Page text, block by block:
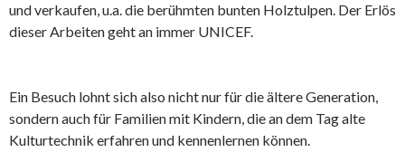
und verkaufen, u.a. die berühmten bunten Holztulpen. Der Erlös
dieser Arbeiten geht an immer UNICEF.
Ein Besuch lohnt sich also nicht nur für die ältere Generation,
sondern auch für Familien mit Kindern, die an dem Tag alte
Kulturtechnik erfahren und kennenlernen können.